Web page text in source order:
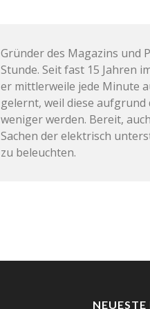
Gründer des Magazins und
Stunde. Seit fast 15 Jahren
er mittlerweile jede Minute
gelernt, weil diese
weniger werden. Bereit,
Sachen der elektrisch
zu beleuchten.